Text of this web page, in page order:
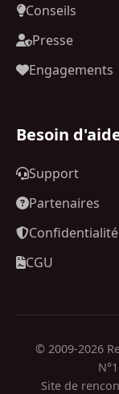
Conseils
Presse
Engagements
Besoin
Support
Partenaires
Confidentialité
CGU
© 2009-2026
Site de